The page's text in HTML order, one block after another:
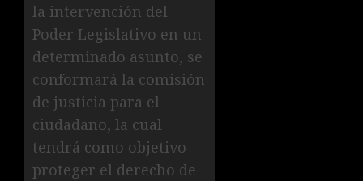
la intervención del
Poder Legislativo en un
determinado asunto, se
conformará la comisión
de justicia para el
ciudadano, la cual
tendrá como objetivo
proteger el derecho de